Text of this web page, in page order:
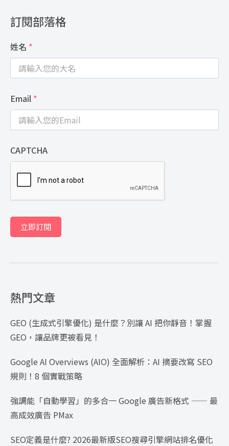
訂閱部落格
姓名 *
Email *
CAPTCHA
立即訂閱
熱門文章
GEO (生成式引擎優化) 是什麼？別讓 AI 把你靜音！掌握
GEO，讓品牌更被看見！
Google AI Overviews (AIO) 全面解析：AI 摘要改寫 SEO
規則！8 個實戰策略
強調能「自動學習」的多合一 Google 廣告新格式 —— 最
高成效廣告 PMax
SEO定義是什麼? 2026最新版SEO搜尋引擎網站排名優化